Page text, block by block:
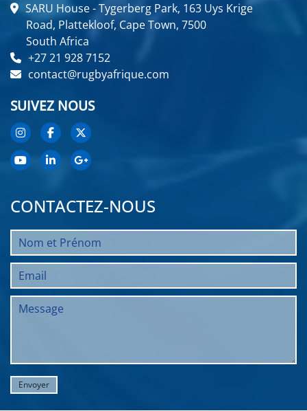
SARU House - Tygerberg Park, 163 Uys Krige
Road, Plattekloof, Cape Town, 7500
South Africa
+27 21 928 7152
contact@rugbyafrique.com
SUIVEZ NOUS
CONTACTEZ-NOUS